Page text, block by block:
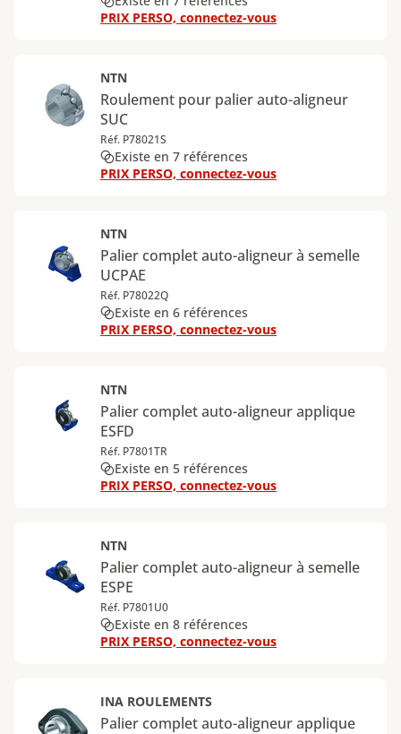
PRIX PERSO, connectez-vous
NTN
Roulement pour palier auto-aligneur
SUC
Réf. P78021S
Existe en 7 références
PRIX PERSO, connectez-vous
NTN
Palier complet auto-aligneur à semelle
UCPAE
Réf. P78022Q
Existe en 6 références
PRIX PERSO, connectez-vous
NTN
Palier complet auto-aligneur applique
ESFD
Réf. P7801TR
Existe en 5 références
PRIX PERSO, connectez-vous
NTN
Palier complet auto-aligneur à semelle
ESPE
Réf. P7801U0
Existe en 8 références
PRIX PERSO, connectez-vous
INA ROULEMENTS
Palier complet auto-aligneur applique